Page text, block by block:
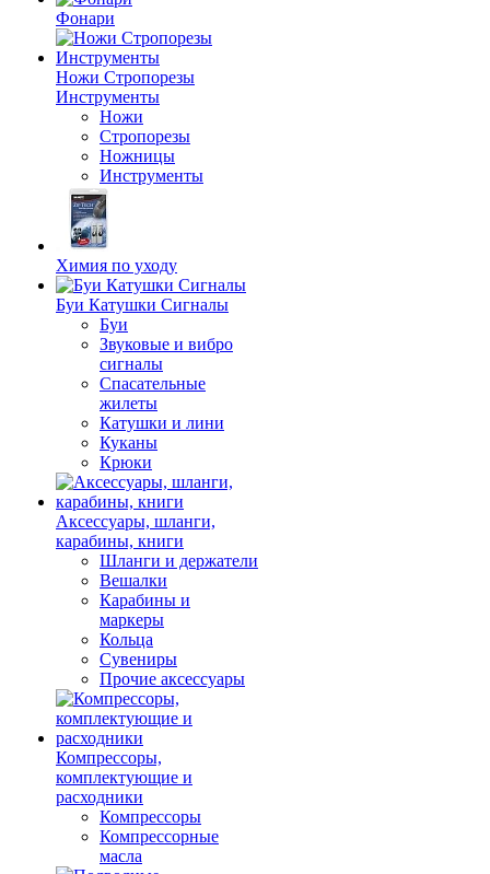
Фонари
Ножи Стропорезы
Инструменты
Ножи
Стропорезы
Ножницы
Инструменты
Химия по уходу
Буи Катушки Сигналы
Буи
Звуковые и вибро
сигналы
Спасательные
жилеты
Катушки и лини
Куканы
Крюки
Аксессуары, шланги,
карабины, книги
Шланги и держатели
Вешалки
Карабины и
маркеры
Кольца
Сувениры
Прочие аксессуары
Компрессоры,
комплектующие и
расходники
Компрессоры
Компрессорные
масла